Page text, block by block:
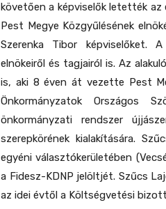
követően a képviselők letették
Pest Megye Közgyűlésének
Szerenka Tibor képviselőket.
elnökeiről és tagjairól is. Az
is, aki 8 éven át vezette Pest
Önkormányzatok Országos
önkormányzati rendszer
szerepkörének kialakítására.
egyéni választókerületében
a Fidesz-KDNP jelöltjét. Szűcs
az idei évtől a Költségvetési